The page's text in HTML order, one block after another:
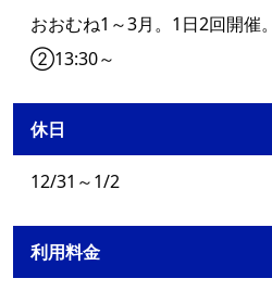
おおむね1～3月。1日2回開
②13:30～
休日
12/31～1/2
利用料金